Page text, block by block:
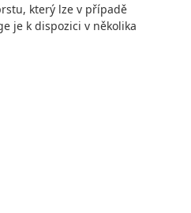
který lze v případě
je k dispozici v několika